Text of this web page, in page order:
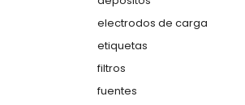
electrodos de carga
etiquetas
filtros
fuentes